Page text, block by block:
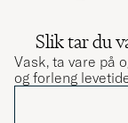
Slik tar du
Vask, ta vare på
og forleng